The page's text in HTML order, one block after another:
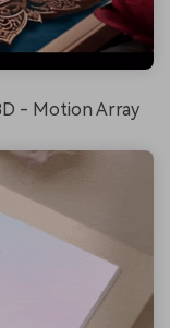
- Motion Array